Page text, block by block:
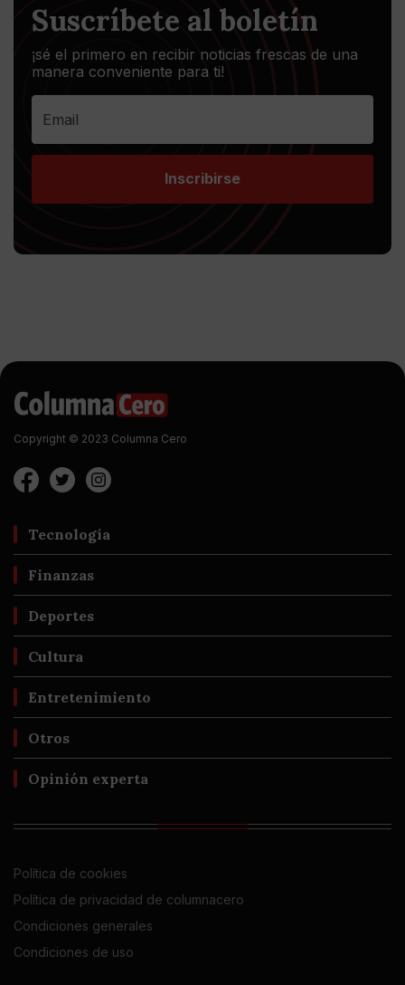
Suscríbete al boletín
¡sé el primero en recibir noticias frescas de una
manera conveniente para ti!
Inscribirse
Copyright © 2023 Columna Cero
Tecnología
Finanzas
Deportes
Cultura
Entretenimiento
Otros
Opinión experta
Política de cookies
Política de privacidad de columnacero
Condiciones generales
Condiciones de uso